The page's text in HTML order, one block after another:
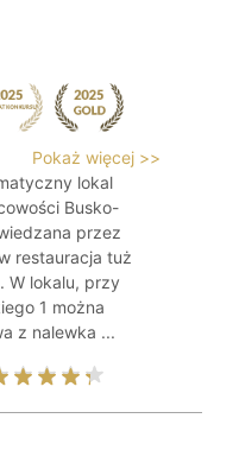
Pokaż więcej >>
lokal
Busko-
przez
restauracja tuż
W lokalu, przy
1 można
z nalewka ...